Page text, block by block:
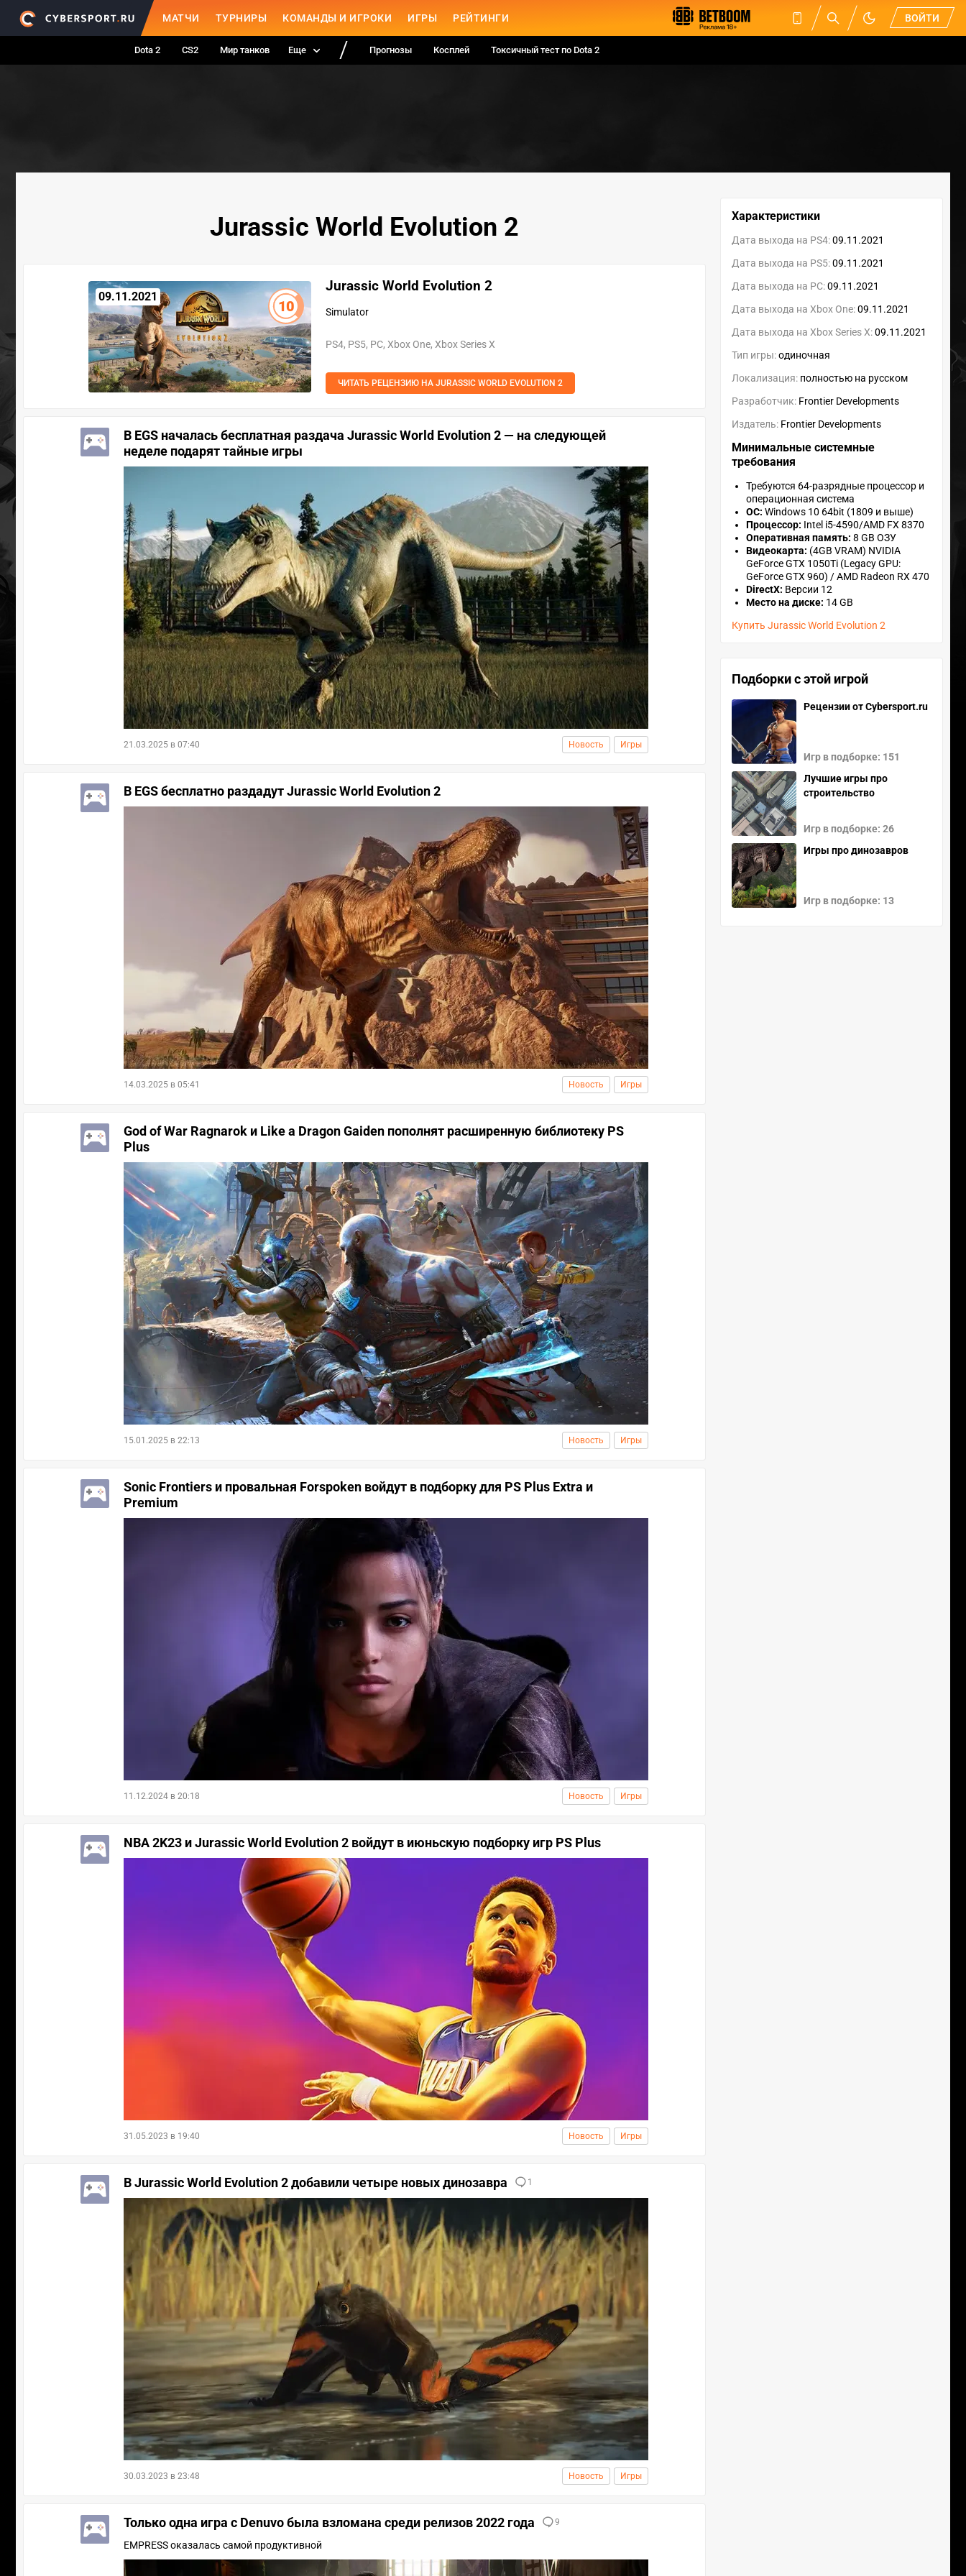
МАТЧИ ТУРНИРЫ КОМАНДЫ И ИГРОКИ ИГРЫ РЕЙТИНГИ ВОЙТИ
Dota 2 CS2 Мир танков Еще Прогнозы Косплей Токсичный тест по Dota 2
Jurassic World Evolution 2
09.11.2021
10
Jurassic World Evolution 2
Simulator
PS4, PS5, PC, Xbox One, Xbox Series X
ЧИТАТЬ РЕЦЕНЗИЮ НА JURASSIC WORLD EVOLUTION 2
В EGS началась бесплатная раздача Jurassic World Evolution 2 — на следующей
неделе подарят тайные игры
21.03.2025 в 07:40 Новость Игры
В EGS бесплатно раздадут Jurassic World Evolution 2
14.03.2025 в 05:41 Новость Игры
God of War Ragnarok и Like a Dragon Gaiden пополнят расширенную библиотеку PS
Plus
15.01.2025 в 22:13 Новость Игры
Sonic Frontiers и провальная Forspoken войдут в подборку для PS Plus Extra и
Premium
11.12.2024 в 20:18 Новость Игры
NBA 2K23 и Jurassic World Evolution 2 войдут в июньскую подборку игр PS Plus
31.05.2023 в 19:40 Новость Игры
В Jurassic World Evolution 2 добавили четыре новых динозавра 1
30.03.2023 в 23:48 Новость Игры
Только одна игра с Denuvo была взломана среди релизов 2022 года 9
EMPRESS оказалась самой продуктивной
Характеристики
Дата выхода на PS4:09.11.2021
Дата выхода на PS5:09.11.2021
Дата выхода на PC:09.11.2021
Дата выхода на Xbox One:09.11.2021
Дата выхода на Xbox Series X:09.11.2021
Тип игры:одиночная
Локализация: полностью на русском
Разработчик: Frontier Developments
Издатель: Frontier Developments
Минимальные системные
требования
Требуются 64-разрядные процессор и
операционная система
ОС: Windows 10 64bit (1809 и выше)
Процессор: Intel i5-4590/AMD FX 8370
Оперативная память: 8 GB ОЗУ
Видеокарта: (4GB VRAM) NVIDIA
GeForce GTX 1050Ti (Legacy GPU:
GeForce GTX 960) / AMD Radeon RX 470
DirectX: Версии 12
Место на диске: 14 GB
Купить Jurassic World Evolution 2
Подборки c этой игрой
Рецензии от Cybersport.ru
Игр в подборке: 151
Лучшие игры про
строительство
Игр в подборке: 26
Игры про динозавров
Игр в подборке: 13